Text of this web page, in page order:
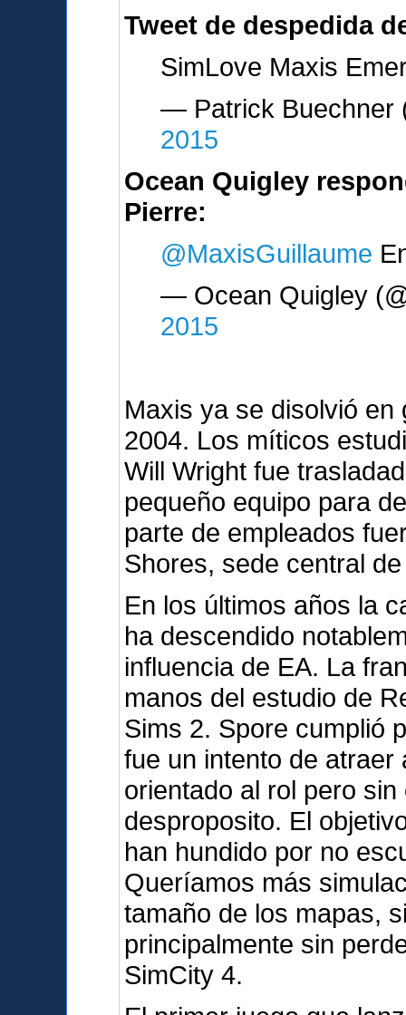
Tweet de despedida
SimLove Maxis
— Patrick Buechner
2015
Ocean Quigley
Pierre:
@MaxisGuillaume
— Ocean Quigley
2015
Maxis ya se disolvió
2004. Los míticos
Will Wright fue
pequeño equipo para
parte de empleados
Shores, sede central
En los últimos años la
ha descendido
influencia de EA. La
manos del estudio de
Sims 2. Spore cumplió
fue un intento de
orientado al rol pero
desproposito. El
han hundido por no
Queríamos más
tamaño de los mapas,
principalmente sin
SimCity 4.